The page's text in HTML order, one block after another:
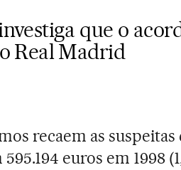
que o
Real Madrid
recaem as suspeitas
euros em 1998